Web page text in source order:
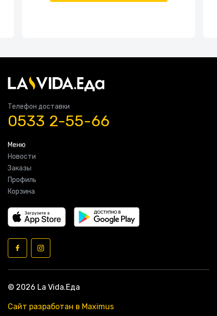
Телефон доставки
0533 2-55-66
Меню
Новости
Заказы
Профиль
Корзина
© 2026 La Vida.Еда
Сайт разработан в Maximus